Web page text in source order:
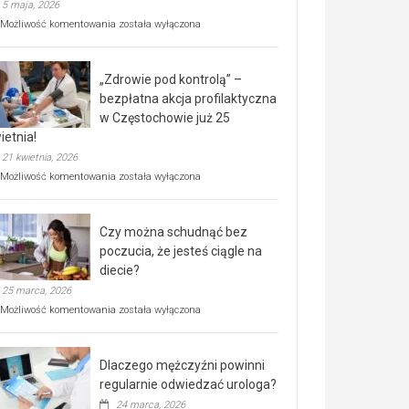
5 maja, 2026
Możliwość komentowania Rusza
rehabilitacji
dla
seniorów!
została wyłączona
„Zdrowie pod kontrolą” –
bezpłatna akcja profilaktyczna
w Częstochowie już 25
21 kwietnia, 2026
Możliwość komentowania „Zdrowie
bezpłatna
akcja
profilaktyczna
w
już
kwietnia!
została wyłączona
Czy można schudnąć bez
poczucia, że jesteś ciągle na
diecie?
25 marca, 2026
Możliwość komentowania Czy
poczucia,
że
została wyłączona
Dlaczego mężczyźni powinni
regularnie odwiedzać urologa?
24 marca, 2026